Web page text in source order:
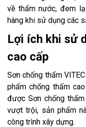
về thấm nước, đem
hàng khi sử dụng các
Lợi ích khi sử
cao cấp
Sơn chống thấm
phẩm chống thấm
được Sơn chống
vượt trội, sản phẩm
công trình xây dựng.